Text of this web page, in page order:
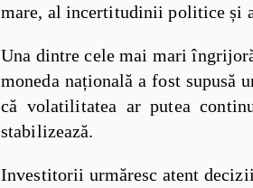
mare, al incertitudinii politice și
Una dintre cele mai mari
moneda națională a fost supusă
că volatilitatea ar putea
stabilizează.
Investitorii urmăresc atent